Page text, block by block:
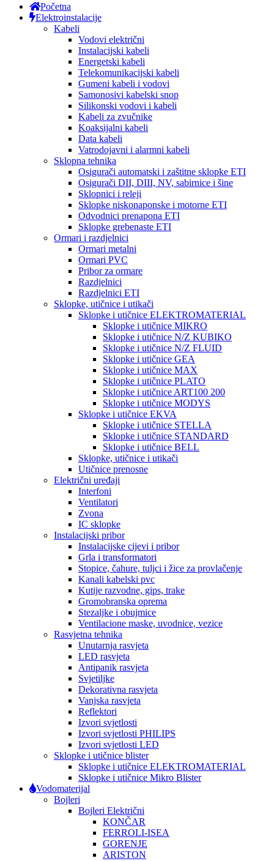
Početna
Elektroinstalacije
Kabeli
Vodovi električni
Instalacijski kabeli
Energetski kabeli
Telekomunikacijski kabeli
Gumeni kabeli i vodovi
Samonosivi kabelski snop
Silikonski vodovi i kabeli
Kabeli za zvučnike
Koaksijalni kabeli
Data kabeli
Vatrodojavni i alarmni kabeli
Sklopna tehnika
Osigurači automatski i zaštitne sklopke ETI
Osigurači DII, DIII, NV, sabirnice i šine
Sklopnici i releji
Sklopke niskonaponske i motorne ETI
Odvodnici prenapona ETI
Sklopke grebenaste ETI
Ormari i razdjelnici
Ormari metalni
Ormari PVC
Pribor za ormare
Razdjelnici
Razdjelnici ETI
Sklopke, utičnice i utikači
Sklopke i utičnice ELEKTROMATERIAL
Sklopke i utičnice MIKRO
Sklopke i utičnice N/Z KUBIKO
Sklopke i utičnice N/Z FLUID
Sklopke i utičnice GEA
Sklopke i utičnice MAX
Sklopke i utičnice PLATO
Sklopke i utičnice ART100 200
Sklopke i utičnice MODYS
Sklopke i utičnice EKVA
Sklopke i utičnice STELLA
Sklopke i utičnice STANDARD
Sklopke i utičnice BELL
Sklopke, utičnice i utikači
Utičnice prenosne
Električni uređaji
Interfoni
Ventilatori
Zvona
IC sklopke
Instalacijski pribor
Instalacijske cijevi i pribor
Grla i transformatori
Stopice, čahure, tuljci i žice za provlačenje
Kanali kabelski pvc
Kutije razvodne, gips, trake
Gromobranska oprema
Stezaljke i obujmice
Ventilacione maske, uvodnice, vezice
Rasvjetna tehnika
Unutarnja rasvjeta
LED rasvjeta
Antipanik rasvjeta
Svjetiljke
Dekorativna rasvjeta
Vanjska rasvjeta
Reflektori
Izvori svjetlosti
Izvori svjetlosti PHILIPS
Izvori svjetlosti LED
Sklopke i utičnice blister
Sklopke i utičnice ELEKTROMATERIAL
Sklopke i utičnice Mikro Blister
Vodomaterijal
Bojleri
Bojleri Električni
KONČAR
FERROLI-ISEA
GORENJE
ARISTON